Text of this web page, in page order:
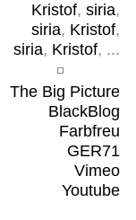
Kristof, siria,
siria, Kristof,
siria, Kristof, ...
The Big Picture
BlackBlog
Farbfreu
GER71
Vimeo
Youtube